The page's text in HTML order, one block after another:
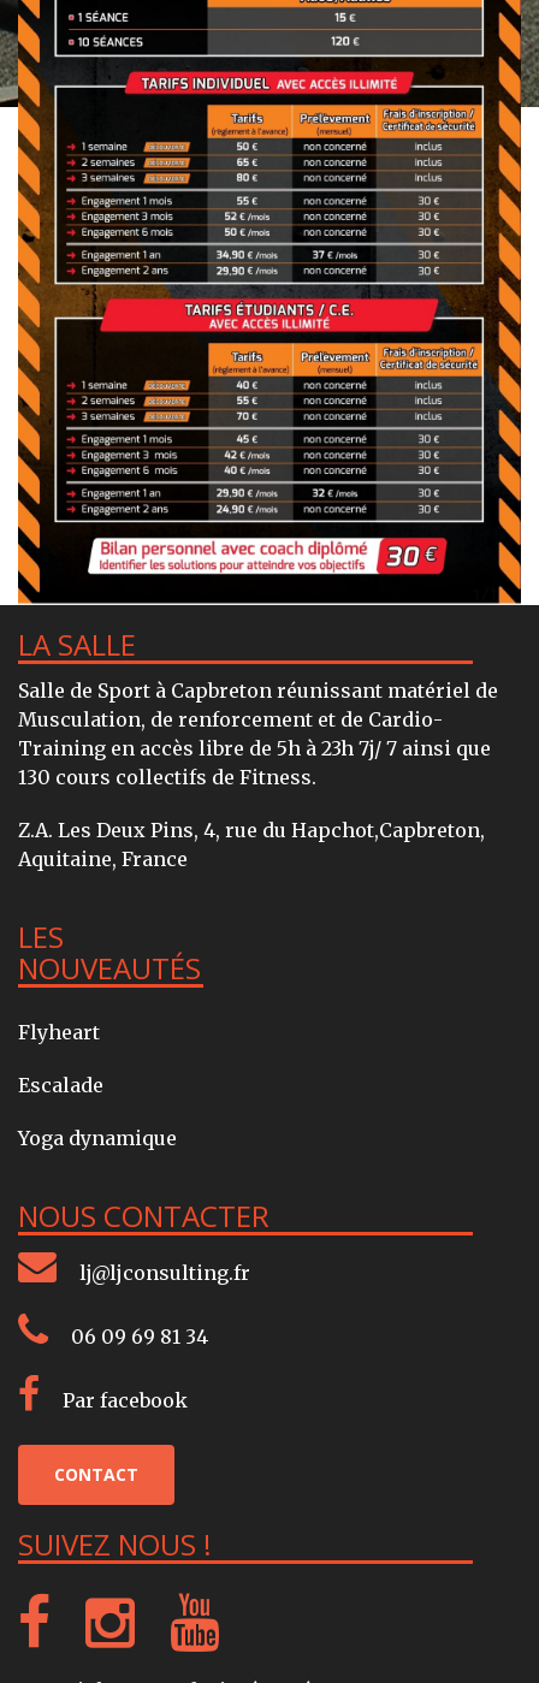
LA SALLE
Salle de Sport à Capbreton réunissant matériel de
Musculation, de renforcement et de Cardio-
Training en accès libre de 5h à 23h 7j/ 7 ainsi que
130 cours collectifs de Fitness.
Z.A. Les Deux Pins, 4, rue du Hapchot,Capbreton,
Aquitaine, France
LES
NOUVEAUTÉS
Flyheart
Escalade
Yoga dynamique
NOUS CONTACTER
lj@ljconsulting.fr
06 09 69 81 34
Par facebook
CONTACT
SUIVEZ NOUS !